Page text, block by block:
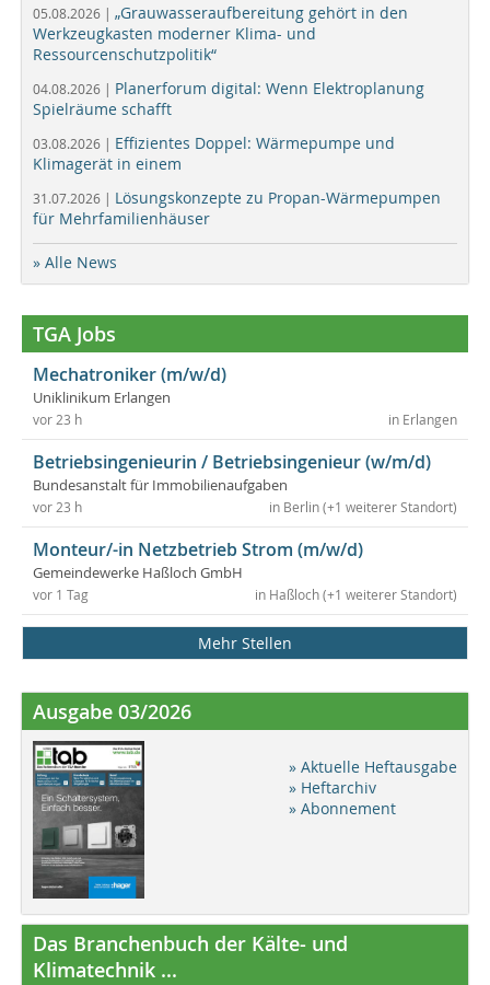
05.08.2026 | „Grauwasseraufbereitung gehört in den
Werkzeugkasten moderner Klima- und
Ressourcenschutzpolitik“
04.08.2026 | Planerforum digital: Wenn Elektroplanung
Spielräume schafft
03.08.2026 | Effizientes Doppel: Wärmepumpe und
Klimagerät in einem
31.07.2026 | Lösungskonzepte zu Propan-Wärmepumpen
für Mehrfamilienhäuser
» Alle News
TGA Jobs
Mechatroniker (m/w/d)
Uniklinikum Erlangen
in Erlangen
vor 23 h
Betriebsingenieurin / Betriebsingenieur (w/m/d)
Bundesanstalt für Immobilienaufgaben
in Berlin (+1 weiterer Standort)
vor 23 h
Monteur/-in Netzbetrieb Strom (m/w/d)
Gemeindewerke Haßloch GmbH
in Haßloch (+1 weiterer Standort)
vor 1 Tag
Mehr Stellen
Ausgabe 03/2026
» Aktuelle Heftausgabe
» Heftarchiv
» Abonnement
Das Branchenbuch der Kälte- und
Klimatechnik ...